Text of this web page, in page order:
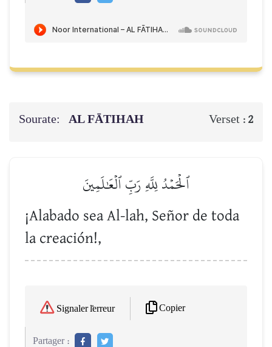
Sourate: AL FĀTIHAH Verset : 2
ٱلۡحَمۡدُ لِلَّهِ رَبِّ ٱلۡعَٰلَمِينَ
¡Alabado sea Al-lah, Señor de toda
la creación!,
Signaler l'erreur Copier
Partager :